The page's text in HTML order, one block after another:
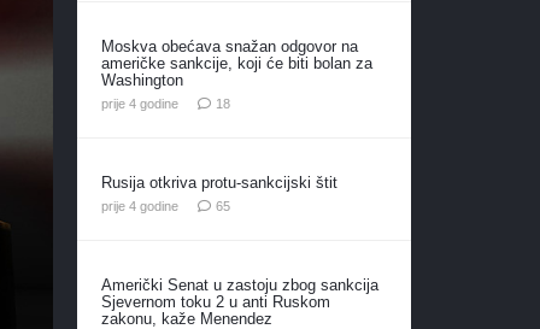
Moskva obećava snažan odgovor na
američke sankcije, koji će biti bolan za
Washington
prije 4 godine 18komentara
Rusija otkriva protu-sankcijski štit
prije 4 godine 65komentara
Američki Senat u zastoju zbog sankcija
Sjevernom toku 2 u anti Ruskom
zakonu, kaže Menendez